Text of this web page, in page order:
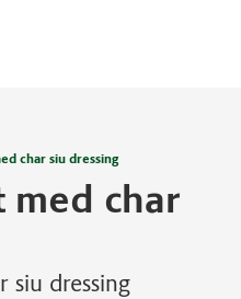
char siu dressing
med char
siu dressing